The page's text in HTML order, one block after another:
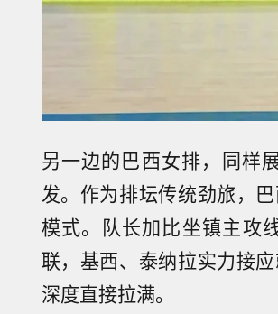
另一边的巴西女排，同样
发。作为排坛传统劲旅，
模式。队长加比坐镇主攻
联，基西、泰纳拉实力接
深度直接拉满。